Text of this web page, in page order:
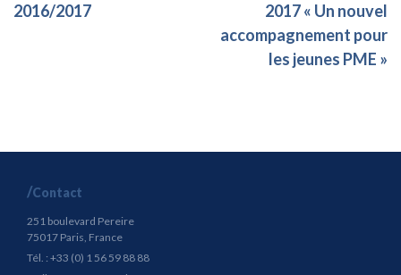
2016/2017
2017 « Un nouvel
accompagnement pour
les jeunes PME »
Contact
251 boulevard Pereire
75017 Paris, France
Tél. : +33 (0) 1 56 59 88 88